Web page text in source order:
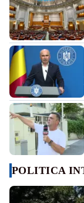
POLITICA